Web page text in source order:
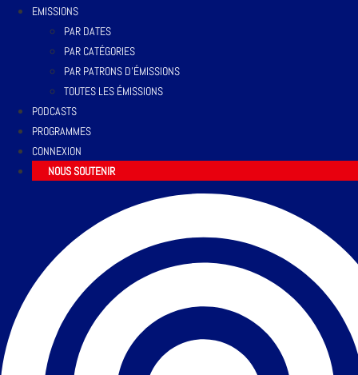
EMISSIONS
PAR DATES
PAR CATÉGORIES
PAR PATRONS D’ÉMISSIONS
TOUTES LES ÉMISSIONS
PODCASTS
PROGRAMMES
CONNEXION
NOUS SOUTENIR